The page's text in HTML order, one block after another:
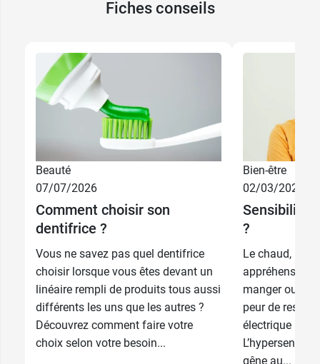
4,69 €
Fiches conseils
Beauté
07/07/2026
Comment choisir son
dentifrice ?
Vous ne savez pas quel dentifrice
choisir lorsque vous êtes devant un
linéaire rempli de produits tous aussi
différents les uns que les autres ?
Découvrez comment faire votre
choix selon votre besoin...
Bien-être
02/03/2026
Sensibilité
?
Le chaud, le
appréhension
manger ou
peur de
électrique au
gêne au...